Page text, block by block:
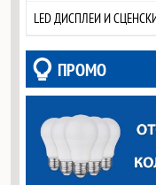
LED ДИСПЛЕИ И
ПРОМО